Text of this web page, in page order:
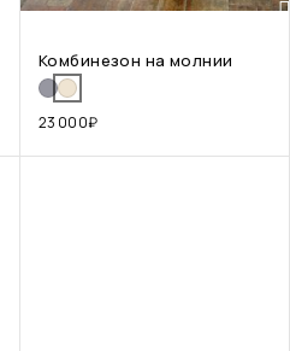
Комбинезон на молнии
23 000₽